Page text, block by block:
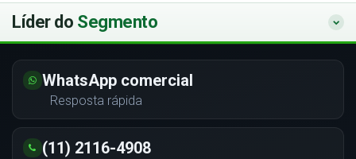
Líder do Segmento
WhatsApp comercial
Resposta rápida
(11) 2116-4908